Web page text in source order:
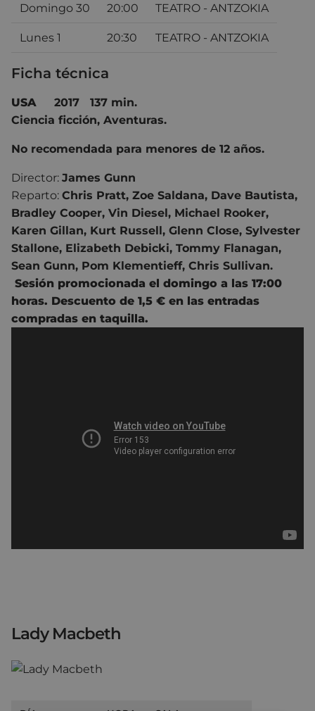
Domingo 30 20:00 TEATRO - ANTZOKIA
Lunes 1 20:30 TEATRO - ANTZOKIA
Ficha técnica
USA
2017 137 min.
Ciencia ficción, Aventuras.
No recomendada para menores de 12 años.
Director: James Gunn
Reparto: Chris Pratt, Zoe Saldana, Dave Bautista,
Bradley Cooper, Vin Diesel, Michael Rooker,
Karen Gillan, Kurt Russell, Glenn Close, Sylvester
Stallone, Elizabeth Debicki, Tommy Flanagan,
Sean Gunn, Pom Klementieff, Chris Sullivan.
Sesión promocionada el domingo a las 17:00
horas. Descuento de 1,5 € en las entradas
compradas en taquilla.
Lady Macbeth